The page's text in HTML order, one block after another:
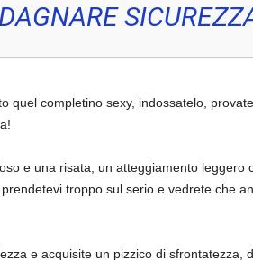
quel completino sexy, indossatelo,
e una risata, un atteggiamento leggero
troppo sul serio e vedrete che
e acquisite un pizzico di sfrontatezza,